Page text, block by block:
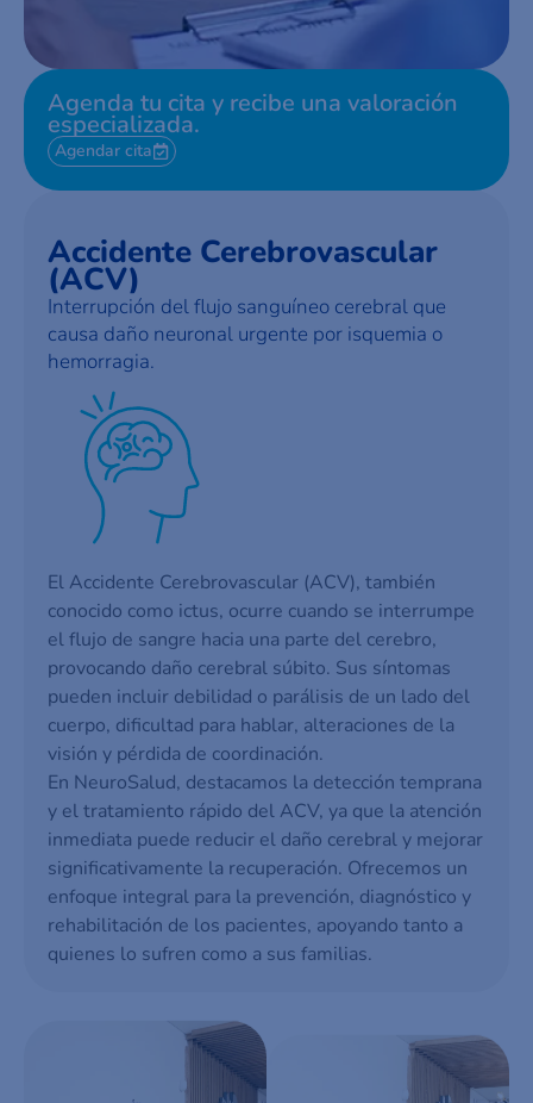
Agenda tu cita y recibe una valoración
especializada.
Agendar cita
Accidente Cerebrovascular
(ACV)
Interrupción del flujo sanguíneo cerebral que
causa daño neuronal urgente por isquemia o
hemorragia.
El Accidente Cerebrovascular (ACV), también
conocido como ictus, ocurre cuando se interrumpe
el flujo de sangre hacia una parte del cerebro,
provocando daño cerebral súbito. Sus síntomas
pueden incluir debilidad o parálisis de un lado del
cuerpo, dificultad para hablar, alteraciones de la
visión y pérdida de coordinación.
En NeuroSalud, destacamos la detección temprana
y el tratamiento rápido del ACV, ya que la atención
inmediata puede reducir el daño cerebral y mejorar
significativamente la recuperación. Ofrecemos un
enfoque integral para la prevención, diagnóstico y
rehabilitación de los pacientes, apoyando tanto a
quienes lo sufren como a sus familias.